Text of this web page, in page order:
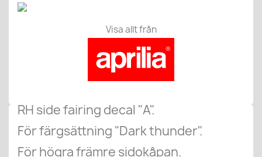
Visa allt från
RH side fairing decal "A".
För färgsättning "Dark thunder".
För högra främre sidokåpan.